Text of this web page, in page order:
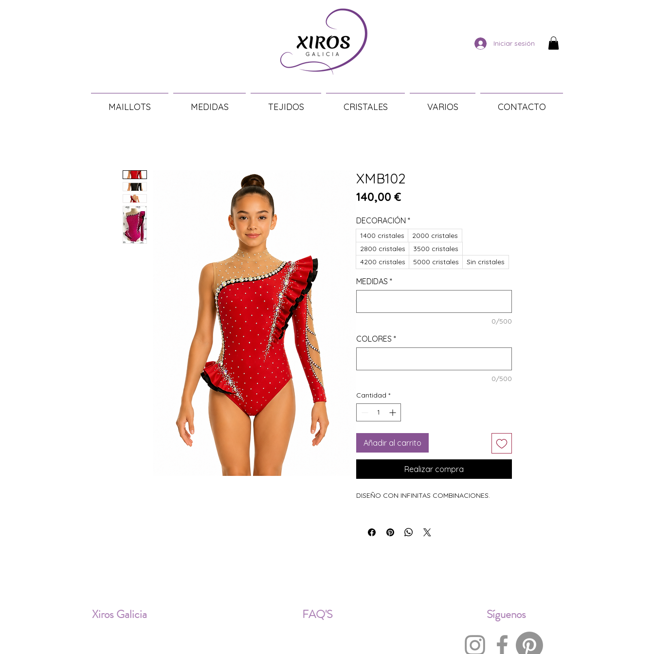
Iniciar sesión
MAILLOTS MEDIDAS TEJIDOS CRISTALES VARIOS CONTACTO
XMB102
140,00 €
DECORACIÓN *
1400 cristales
2000 cristales
2800 cristales
3500 cristales
4200 cristales
5000 cristales Sin cristales
MEDIDAS *
0/500
COLORES *
0/500
Cantidad *
Añadir al carrito
Realizar compra
DISEÑO CON INFINITAS COMBINACIONES.
Xiros Galicia FAQ'S Síguenos